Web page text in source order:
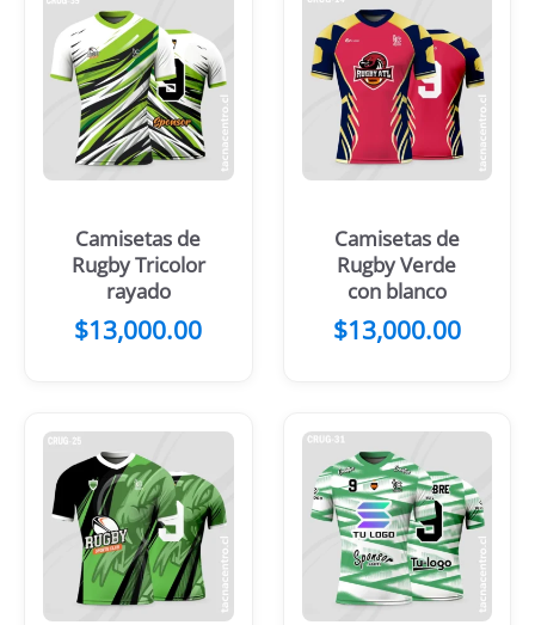
Camisetas de
Rugby Tricolor
rayado
$13,000.00
Camisetas de
Rugby Verde
con blanco
$13,000.00